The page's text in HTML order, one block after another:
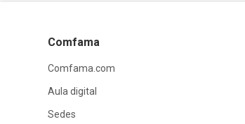
Comfama
Comfama.com
Aula digital
Sedes